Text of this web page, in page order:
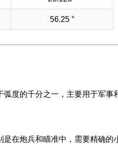
56.25 °
度的千分之一，主要用于军事
是在炮兵和瞄准中，需要精确